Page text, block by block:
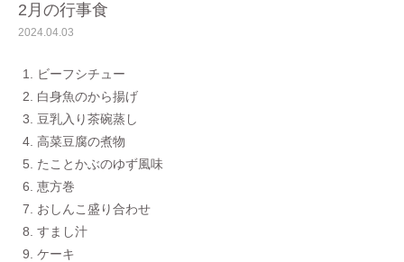
2月の行事食
2024.04.03
ビーフシチュー
白身魚のから揚げ
豆乳入り茶碗蒸し
高菜豆腐の煮物
たことかぶのゆず風味
恵方巻
おしんこ盛り合わせ
すまし汁
ケーキ